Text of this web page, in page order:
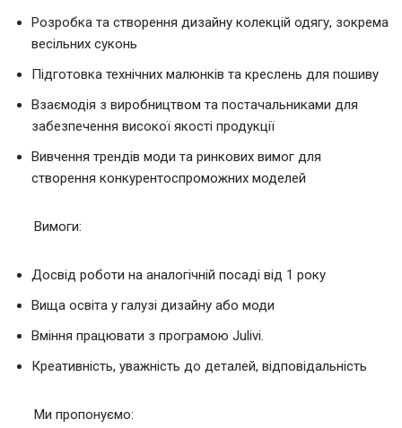
Розробка та створення дизайну колекцій одягу, зокрема
весільних суконь
Підготовка технічних малюнків та креслень для пошиву
Взаємодія з виробництвом та постачальниками для
забезпечення високої якості продукції
Вивчення трендів моди та ринкових вимог для
створення конкурентоспроможних моделей
Вимоги:
Досвід роботи на аналогічній посаді від 1 року
Вища освіта у галузі дизайну або моди
Вміння працювати з програмою Julivi.
Креативність, уважність до деталей, відповідальність
Ми пропонуємо: